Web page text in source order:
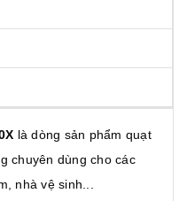
là dòng sản phẩm quạt
chuyên dùng cho các
nhà vệ sinh...